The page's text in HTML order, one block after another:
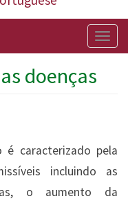
doenças
é caracterizado pela
incluindo as
o aumento da